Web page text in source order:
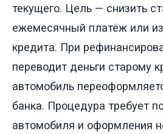
текущего. Цель — снизить
ежемесячный платёж или
кредита. При
переводит деньги старому
автомобиль
банка. Процедура требует
автомобиля и оформления